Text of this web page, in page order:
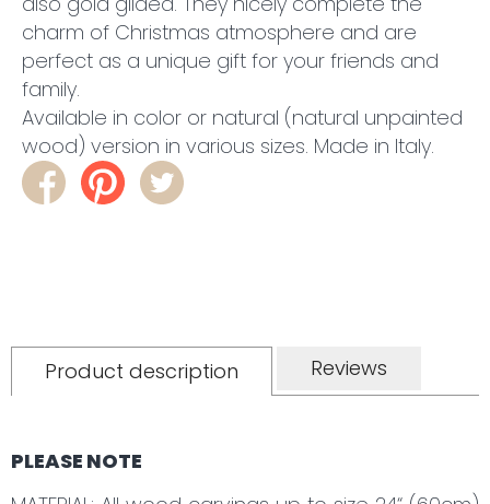
charm of Christmas atmosphere and are
perfect as a unique gift for your friends and
family.
Available in color or natural (natural unpainted
wood) version in various sizes. Made in Italy.
Product description Reviews
PLEASE NOTE